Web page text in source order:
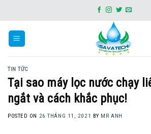
to
content
TIN TỨC
Tại sao máy lọc nước chạy
ngắt và cách khắc phục!
POSTED ON 26 THÁNG 11, 2021 BY MR ANH